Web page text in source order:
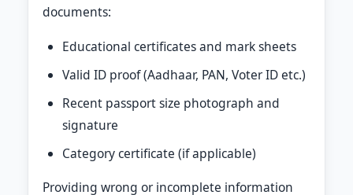
documents:
Educational certificates and mark sheets
Valid ID proof (Aadhaar, PAN, Voter ID etc.)
Recent passport size photograph and
signature
Category certificate (if applicable)
Providing wrong or incomplete information